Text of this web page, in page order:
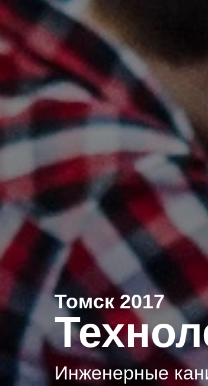
Томск 2017
Инженерные